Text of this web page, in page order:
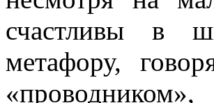
счастливы в
метафору,